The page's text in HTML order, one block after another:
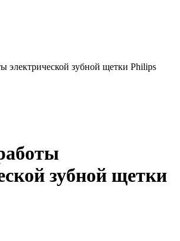
электрической зубной щетки Philips
зубной щетки